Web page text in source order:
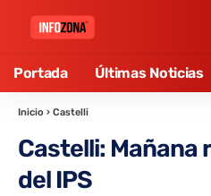
Portada Últimas Noticias
Inicio › Castelli
Castelli: Mañana
del IPS